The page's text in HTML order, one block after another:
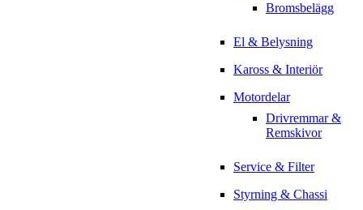
Bromsbelägg
El & Belysning
Kaross & Interiör
Motordelar
Drivremmar &
Remskivor
Service & Filter
Styrning & Chassi